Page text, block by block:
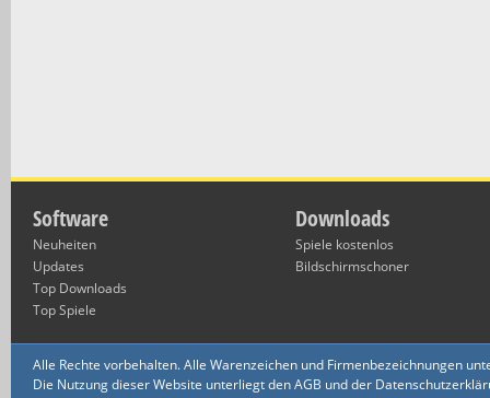
Software
Neuheiten
Updates
Top Downloads
Top Spiele
Downloads
Spiele kostenlos
Bildschirmschoner
Alle Rechte vorbehalten. Alle Warenzeichen und Firmenbezeichnungen
Die Nutzung dieser Website unterliegt den AGB und der